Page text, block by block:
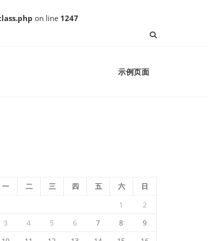
on line 1247
示例页面
一 二 三 四 五 六
日
1
2
3
4 5 6 7 8
9